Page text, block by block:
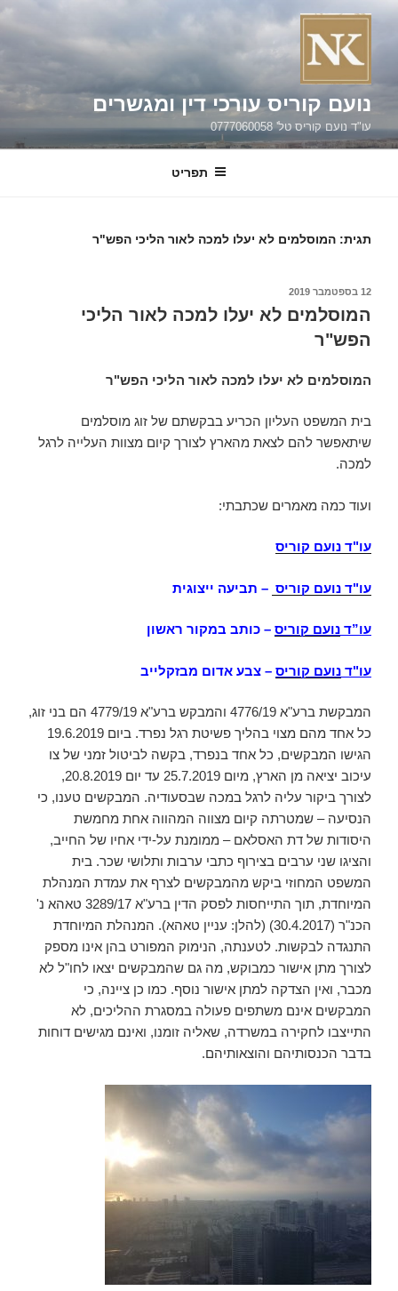
דילוג
נועם קוריס עורכי דין ומגשרים
עו"ד נועם קוריס טל' 0777060058
תפריט
תגית: המוסלמים לא יעלו למכה לאור הליכי הפש"ר
פורסם
12 בספטמבר 2019
המוסלמים לא יעלו למכה לאור הליכי
הפש"ר
המוסלמים לא יעלו למכה לאור הליכי הפש"ר
בית המשפט העליון הכריע בבקשתם של זוג מוסלמים
שיתאפשר להם לצאת מהארץ לצורך קיום מצוות העלייה לרגל
למכה.
ועוד כמה מאמרים שכתבתי:
עו"ד נועם קוריס
עו"ד נועם קוריס – תביעה ייצוגית
עו”ד נועם קוריס – כותב במקור ראשון
עו"ד נועם קוריס – צבע אדום מבזקלייב
המבקשת ברע"א 4776/19 והמבקש ברע"א 4779/19 הם בני זוג,
כל אחד מהם מצוי בהליך פשיטת רגל נפרד. ביום 19.6.2019
הגישו המבקשים, כל אחד בנפרד, בקשה לביטול זמני של צו
עיכוב יציאה מן הארץ, מיום 25.7.2019 עד יום 20.8.2019,
לצורך ביקור עליה לרגל במכה שבסעודיה. המבקשים טענו, כי
הנסיעה – שמטרתה קיום מצווה המהווה אחת מחמשת
היסודות של דת האסלאם – ממומנת על-ידי אחיו של החייב,
והציגו שני ערבים בצירוף כתבי ערבות ותלושי שכר. בית
המשפט המחוזי ביקש מהמבקשים לצרף את עמדת המנהלת
המיוחדת, תוך התייחסות לפסק הדין ברע"א 3289/17 טאהא נ'
הכנ"ר (30.4.2017) (להלן: עניין טאהא). המנהלת המיוחדת
התנגדה לבקשות. לטענתה, הנימוק המפורט בהן אינו מספק
לצורך מתן אישור כמבוקש, מה גם שהמבקשים יצאו לחו"ל לא
מכבר, ואין הצדקה למתן אישור נוסף. כמו כן ציינה, כי
המבקשים אינם משתפים פעולה במסגרת ההליכים, לא
התייצבו לחקירה במשרדה, שאליה זומנו, ואינם מגישים דוחות
בדבר הכנסותיהם והוצאותיהם.